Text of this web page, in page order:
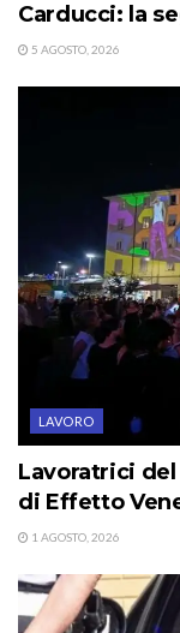
Carducci: la
5 AGOSTO, 2026
LAVORO
Lavoratrici
di Effetto
1 AGOSTO, 2026